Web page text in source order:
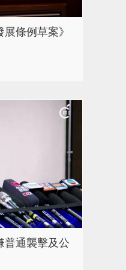
條例草案》
普通襲擊及公